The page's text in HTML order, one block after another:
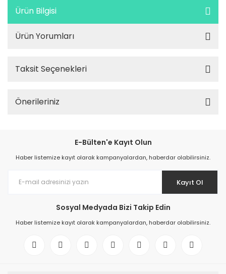
Ürün Bilgisi
Ürün Yorumları
Taksit Seçenekleri
Önerileriniz
E-Bülten'e Kayıt Olun
Haber listemize kayıt olarak kampanyalardan, haberdar olabilirsiniz.
Kayıt Ol
Sosyal Medyada Bizi Takip Edin
Haber listemize kayıt olarak kampanyalardan, haberdar olabilirsiniz.